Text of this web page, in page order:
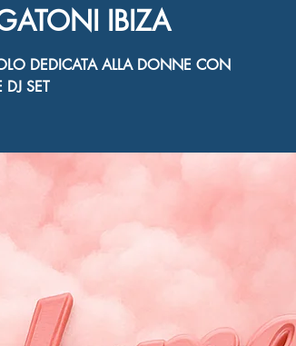
IBIZA
DEDICATA ALLA DONNE CON
DJ SET